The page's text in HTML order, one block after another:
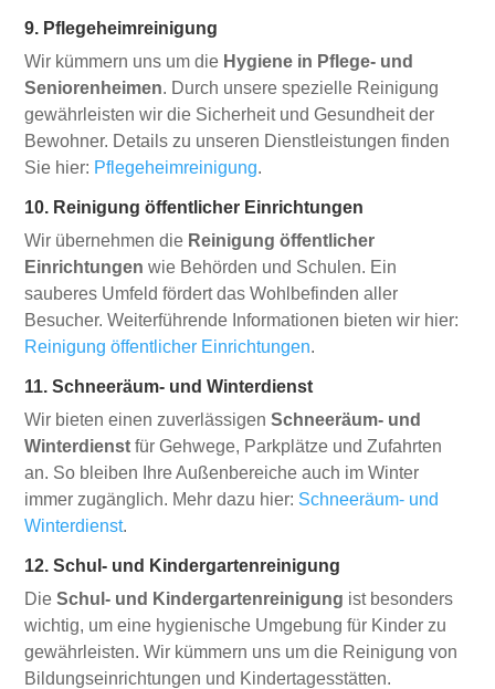
9. Pflegeheimreinigung
Wir kümmern uns um die Hygiene in Pflege- und
Seniorenheimen. Durch unsere spezielle Reinigung
gewährleisten wir die Sicherheit und Gesundheit der
Bewohner. Details zu unseren Dienstleistungen finden
Sie hier: Pflegeheimreinigung.
10. Reinigung öffentlicher Einrichtungen
Wir übernehmen die Reinigung öffentlicher
Einrichtungen wie Behörden und Schulen. Ein
sauberes Umfeld fördert das Wohlbefinden aller
Besucher. Weiterführende Informationen bieten wir hier:
Reinigung öffentlicher Einrichtungen.
11. Schneeräum- und Winterdienst
Wir bieten einen zuverlässigenSchneeräum- und
Winterdienst für Gehwege, Parkplätze und Zufahrten
an. So bleiben Ihre Außenbereiche auch im Winter
immer zugänglich. Mehr dazu hier: Schneeräum- und
Winterdienst.
12. Schul- und Kindergartenreinigung
DieSchul- und Kindergartenreinigung ist besonders
wichtig, um eine hygienische Umgebung für Kinder zu
gewährleisten. Wir kümmern uns um die Reinigung von
Bildungseinrichtungen und Kindertagesstätten.